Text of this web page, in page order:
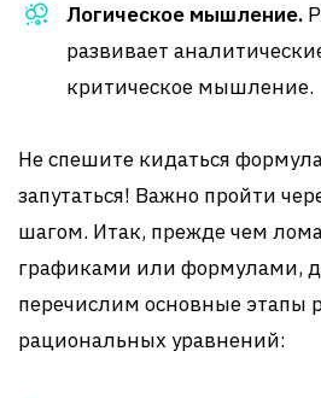
Логическое мышление.
развивает
критическое мышление.
Не спешите кидаться
запутаться! Важно пройти
шагом. Итак, прежде чем
графиками или формулами,
перечислим основные этапы
рациональных уравнений: